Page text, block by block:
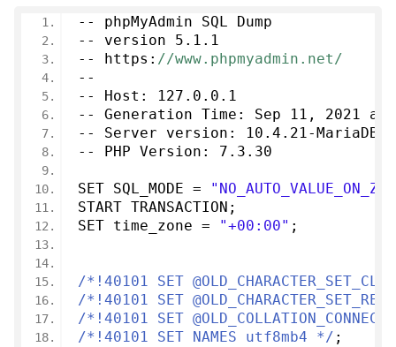
-- phpMyAdmin SQL Dump
-- version 5.1 . 1
-- https: //www.phpmyadmin.net/
--
-- Host:
127.0 . 0.1
-- Generation Time: Sep
11 , 2021 at
-- Server version:
10.4 . 21-MariaDB
-- PHP Version: 7.3 . 30
SET SQL_MODE =
START TRANSACTION;
SET time_zone =
"+00:00" ;
/*!40101 SET
/*!40101 SET
/*!40101 SET
/*!40101 SET NAMES utf8mb4 */ ;